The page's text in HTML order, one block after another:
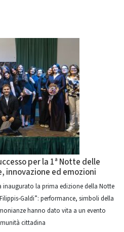
per la 1ª Notte delle
innovazione ed emozioni
inaugurato la prima edizione della Notte
performance, simboli della
hanno dato vita a un evento
cittadina